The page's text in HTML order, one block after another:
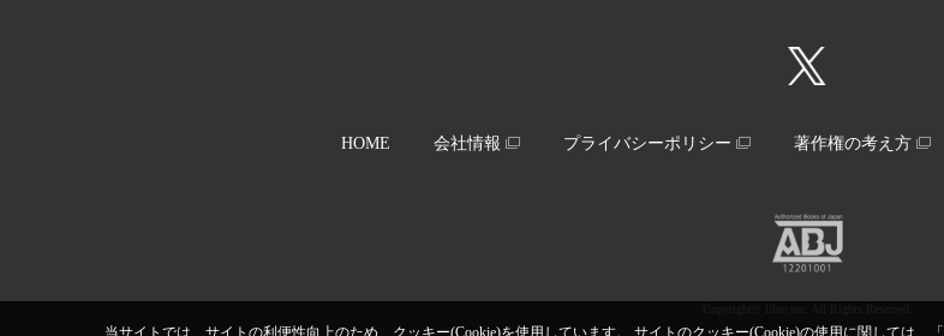
当サイトでは、サイトの利便性向上のため、クッキー(Cookie)を使用しています。 サイトのクッキー(Cookie)の使用に関しては、「
HOME 会社情報 プライバシーポリシー 著作権の考え方